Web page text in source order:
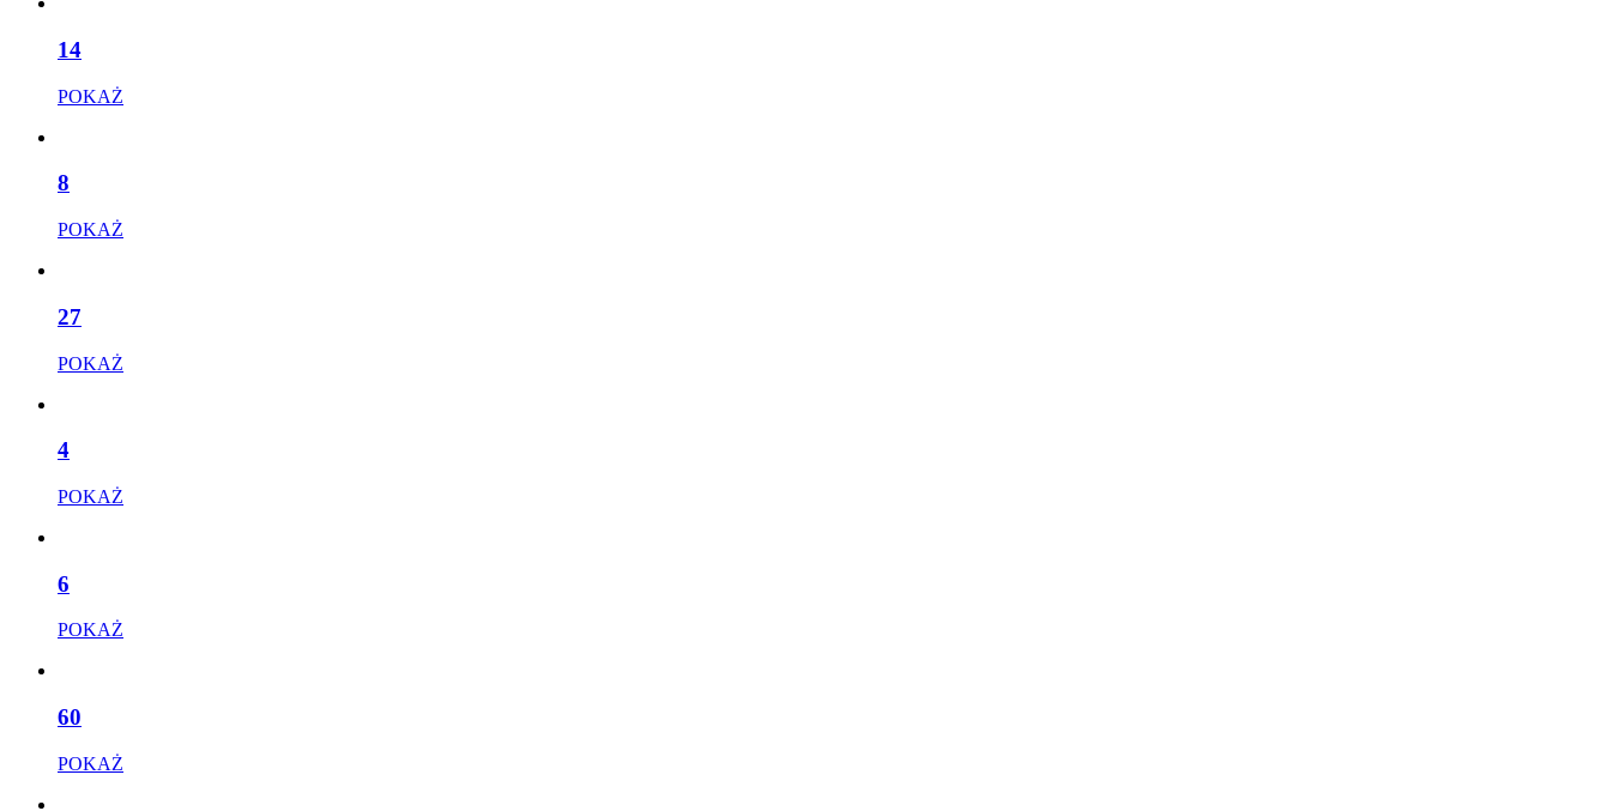
14
POKAŻ
8
POKAŻ
27
POKAŻ
4
POKAŻ
6
POKAŻ
60
POKAŻ